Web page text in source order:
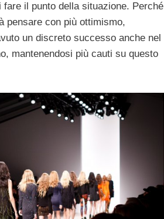
il punto della situazione. Perché
pensare con più ottimismo,
un discreto successo anche nel
mantenendosi più cauti su questo